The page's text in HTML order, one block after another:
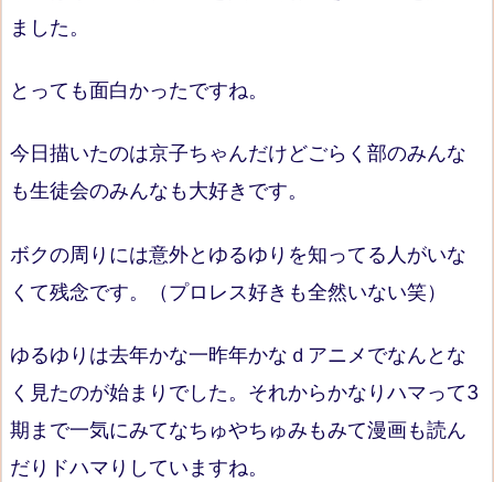
ました。
とっても面白かったですね。
今日描いたのは京子ちゃんだけどごらく部のみんな
も生徒会のみんなも大好きです。
ボクの周りには意外とゆるゆりを知ってる人がいな
くて残念です。（プロレス好きも全然いない笑）
ゆるゆりは去年かな一昨年かなｄアニメでなんとな
く見たのが始まりでした。それからかなりハマって3
期まで一気にみてなちゅやちゅみもみて漫画も読ん
だりドハマりしていますね。